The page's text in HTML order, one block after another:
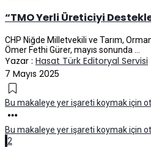
“TMO Yerli Üreticiyi
CHP Niğde Milletvekili ve Tarım,
Ömer Fethi Gürer, mayıs sonunda ...
Yazar : Hasat Türk Editoryal Servisi
7 Mayıs 2025
Bu makaleye yer işareti koymak için
Bu makaleye yer işareti koymak için
Gönderilerde
12